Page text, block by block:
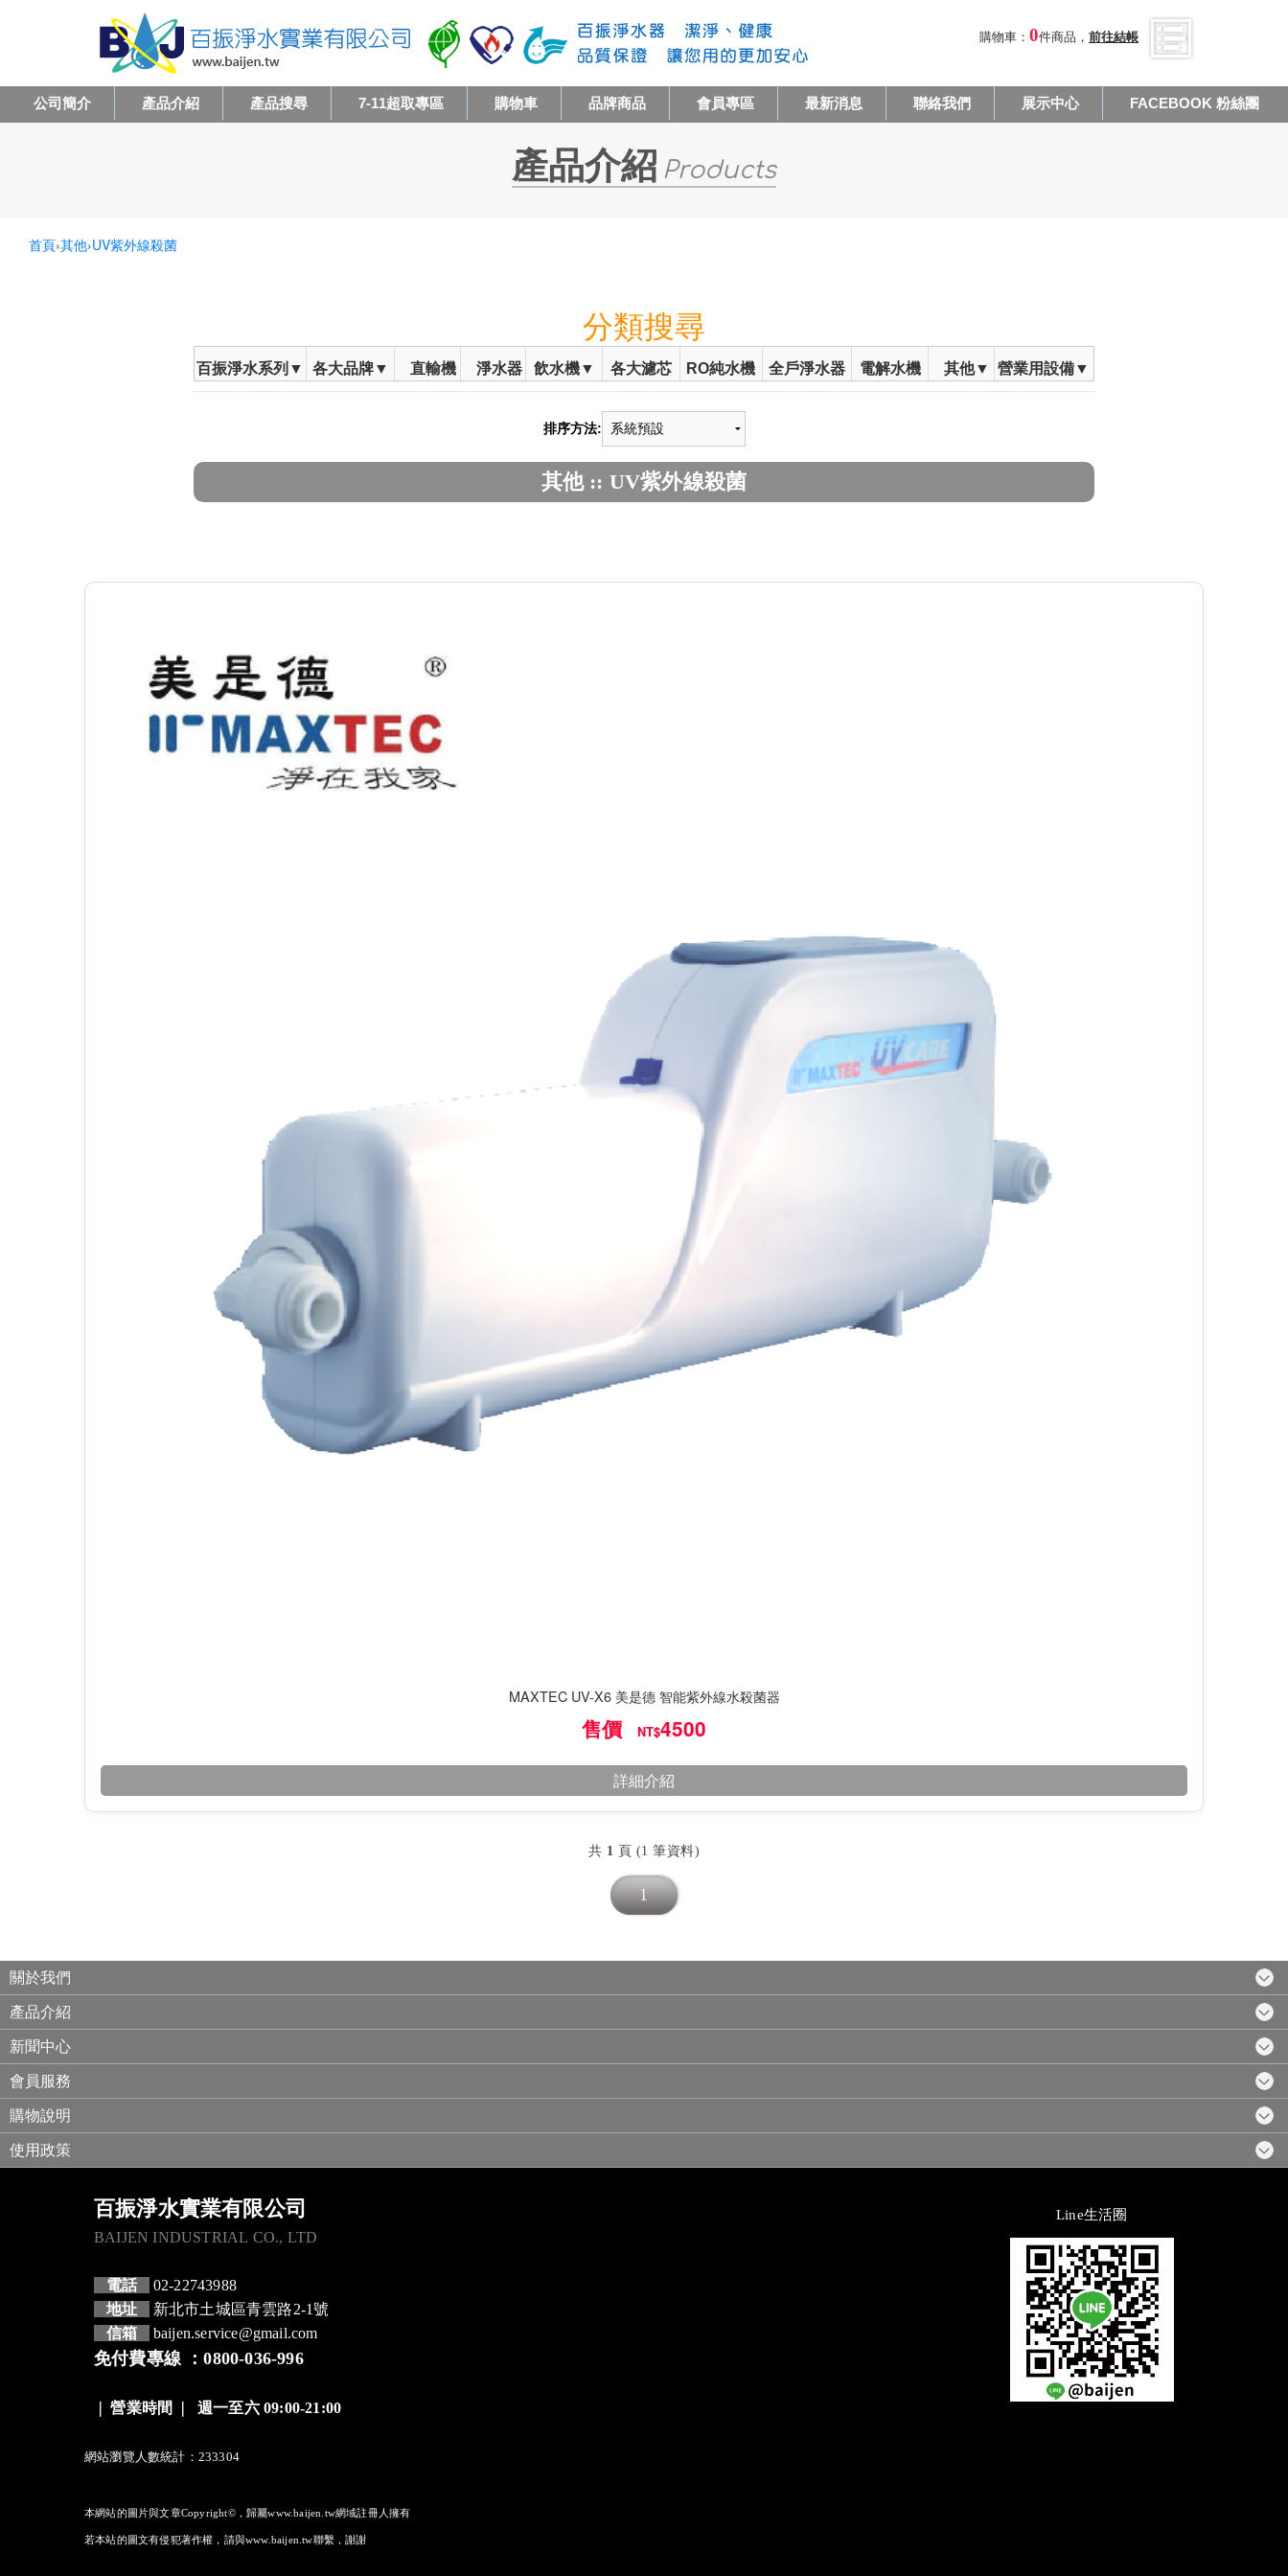
購物車： 0件商品， 前往結帳
公司簡介 產品介紹 產品搜尋 7-11超取專區 購物車 品牌商品 會員專區 最新消息 聯絡我們 展示中心 FACEBOOK 粉絲團
產品介紹 Products
首頁›其他›UV紫外線殺菌
分類搜尋
百振淨水系列▼ 各大品牌▼ 直輸機 淨水器 飲水機▼ 各大濾芯 RO純水機 全戶淨水器 電解水機 其他▼ 營業用設備▼
排序方法:
其他 :: UV紫外線殺菌
MAXTEC UV-X6 美是德 智能紫外線水殺菌器
售價 NT$4500
詳細介紹
共 1 頁 (1 筆資料)
1
關於我們
產品介紹
新聞中心
會員服務
購物說明
使用政策
百振淨水實業有限公司
BAIJEN INDUSTRIAL CO., LTD
電話
02-22743988
地址
新北市土城區青雲路2-1號
信箱
baijen.service@gmail.com
免付費專線 ：0800-036-996
營業時間 ❘週一至六 09:00-21:00
Line生活圈
網站瀏覽人數統計：233304
本網站的圖片與文章Copyright©，歸屬www.baijen.tw網域註冊人擁有
若本站的圖文有侵犯著作權，請與www.baijen.tw聯繫，謝謝